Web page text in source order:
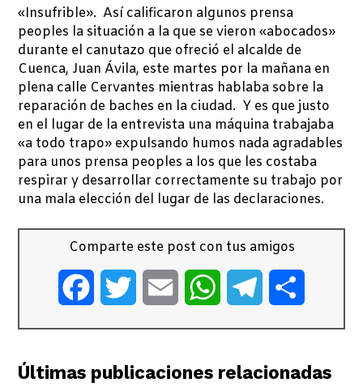
«Insufrible». Así calificaron algunos prensa
peoples la situación a la que se vieron «abocados»
durante el canutazo que ofreció el alcalde de
Cuenca, Juan Ávila, este martes por la mañana en
plena calle Cervantes mientras hablaba sobre la
reparación de baches en la ciudad. Y es que justo
en el lugar de la entrevista una máquina trabajaba
«a todo trapo» expulsando humos nada agradables
para unos prensa peoples a los que les costaba
respirar y desarrollar correctamente su trabajo por
una mala elección del lugar de las declaraciones.
Comparte este post con tus amigos
FacebookTwitter Email WhatsAppTelegram
Últimas publicaciones relacionadas